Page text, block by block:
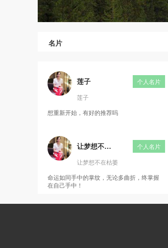
名片
莲子
个人名片
莲子
想重新开始，有好的推荐吗
让梦想不在枯萎
个人名片
让梦想不在枯萎
命运如同手中的掌纹，无论多曲折，终掌握
在自己手中！